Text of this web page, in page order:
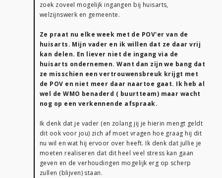
zoek zoveel mogelijk ingangen bij huisarts,
welzijnswerk en gemeente.
Ze praat nu elke week met de POV'er van de
huisarts. Mijn vader en ik willen dat ze daar vrij
kan delen. En liever niet de ingang via de
huisarts ondernemen. Want dan zijn we bang dat
ze misschien een vertrouwensbreuk krijgt met
de POV en niet meer daar naartoe gaat. Ik heb al
wel de WMO benaderd ( buurtteam) maar wacht
nog op een verkennende afspraak.
Ik denk dat je vader (en zolang jij je hierin mengt geldt
dit ook voor jou) zich af moet vragen hoe graag hij dit
nu wil en wat hij ervoor over heeft. Ik denk dat jullie je
moeten realiseren dat dit heel veel stress kan gaan
geven en de verhoudingen mogelijk erg op scherp
zullen (blijven) staan.